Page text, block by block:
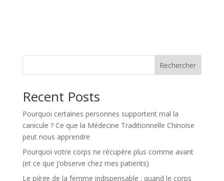
e
:
Rechercher
Recent Posts
Pourquoi certaines personnes supportent mal la
canicule ? Ce que la Médecine Traditionnelle Chinoise
peut nous apprendre
Pourquoi votre corps ne récupère plus comme avant
(et ce que j’observe chez mes patients)
Le piège de la femme indispensable : quand le corps